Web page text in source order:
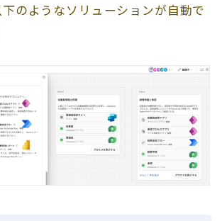
のようなソリューションが自動で